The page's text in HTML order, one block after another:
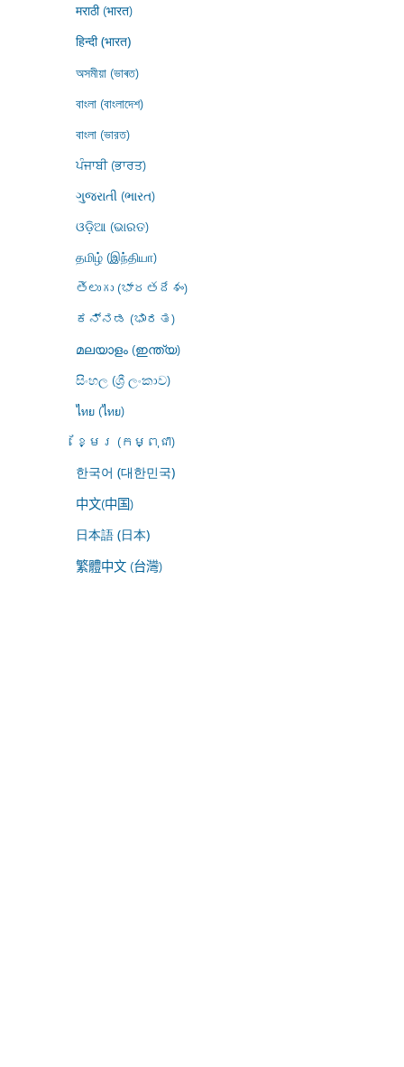
मराठी (भारत)
हिन्दी (भारत)
অসমীয়া (ভাৰত)
বাংলা (বাংলাদেশ)
বাংলা (ভারত)
ਪੰਜਾਬੀ (ਭਾਰਤ)
ગુજરાતી (ભારત)
ଓଡ଼ିଆ (ଭାରତ)
தமிழ் (இந்தியா)
తెలుగు (భారతదేశం)
ಕನ್ನಡ (ಭಾರತ)
മലയാളം (ഇന്ത്യ)
සිංහල (ශ්‍රී ලංකාව)
ไทย (ไทย)
ខ្មែរ (កម្ពុជា)
한국어 (대한민국)
中文(中国)
日本語 (日本)
繁體中文 (台灣)